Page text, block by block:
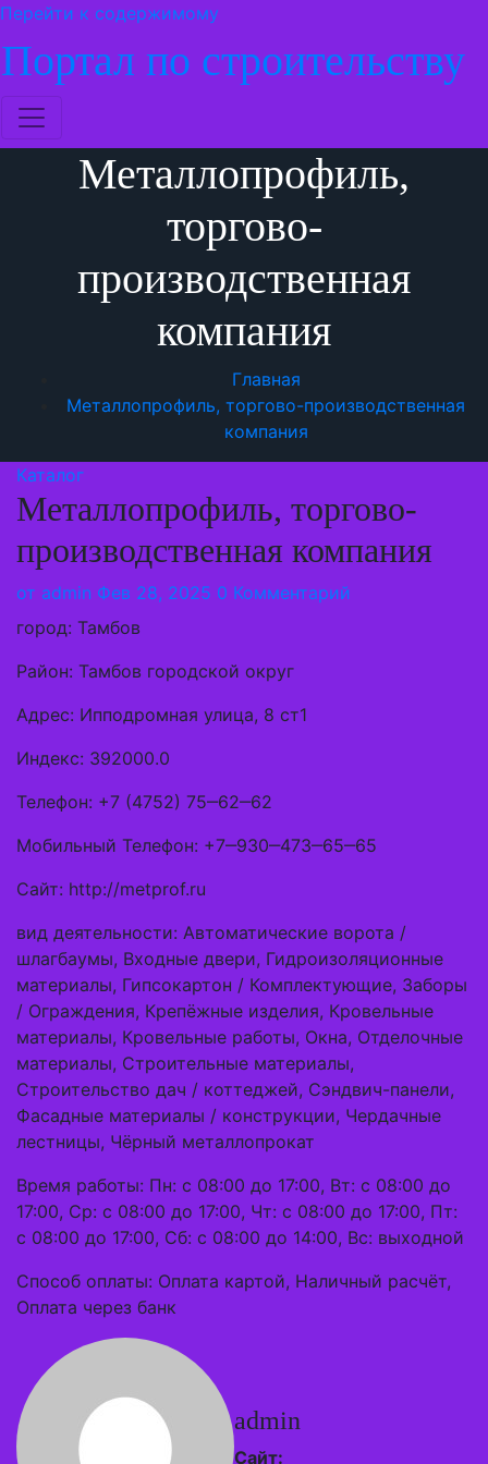
Перейти к содержимому
Портал по строительству
Металлопрофиль,
торгово-
производственная
компания
Главная
Металлопрофиль, торгово-производственная
компания
Каталог
Металлопрофиль, торгово-
производственная компания
от admin Фев 28, 2025 0 Комментарий
город: Тамбов
Район: Тамбов городской округ
Адрес: Ипподромная улица, 8 ст1
Индекс: 392000.0
Телефон: +7 (4752) 75‒62‒62
Мобильный Телефон: +7‒930‒473‒65‒65
Сайт: http://metprof.ru
вид деятельности: Автоматические ворота /
шлагбаумы, Входные двери, Гидроизоляционные
материалы, Гипсокартон / Комплектующие, Заборы
/ Ограждения, Крепёжные изделия, Кровельные
материалы, Кровельные работы, Окна, Отделочные
материалы, Строительные материалы,
Строительство дач / коттеджей, Сэндвич-панели,
Фасадные материалы / конструкции, Чердачные
лестницы, Чёрный металлопрокат
Время работы: Пн: с 08:00 до 17:00, Вт: с 08:00 до
17:00, Ср: с 08:00 до 17:00, Чт: с 08:00 до 17:00, Пт:
с 08:00 до 17:00, Сб: с 08:00 до 14:00, Вс: выходной
Способ оплаты: Оплата картой, Наличный расчёт,
Оплата через банк
admin
Сайт: